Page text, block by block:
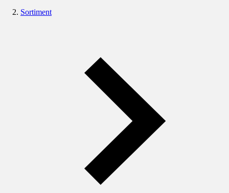
Sortiment